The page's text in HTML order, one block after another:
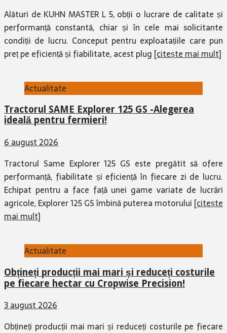
Alături de KUHN MASTER L 5, obții o lucrare de calitate și
performanță constantă, chiar și în cele mai solicitante
condiții de lucru. Conceput pentru exploatațiile care pun
preț pe eficiență și fiabilitate, acest plug [citește mai mult]
Actualitate
Tractorul SAME Explorer 125 GS -Alegerea
ideală pentru fermieri!
6 august 2026
Tractorul Same Explorer 125 GS este pregătit să ofere
performanță, fiabilitate și eficiență în fiecare zi de lucru.
Echipat pentru a face față unei game variate de lucrări
agricole, Explorer 125 GS îmbină puterea motorului [citește
mai mult]
Actualitate
Obțineți producții mai mari și reduceți costurile
pe fiecare hectar cu Cropwise Precision!
3 august 2026
Obțineți producții mai mari și reduceți costurile pe fiecare